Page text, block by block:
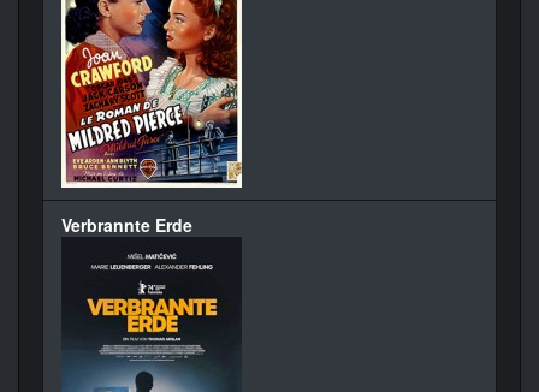
Verbrannte Erde